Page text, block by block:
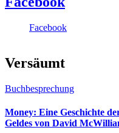
Facebook
Versäumt
Buchbesprechung
Money: Eine Geschichte
Geldes von David